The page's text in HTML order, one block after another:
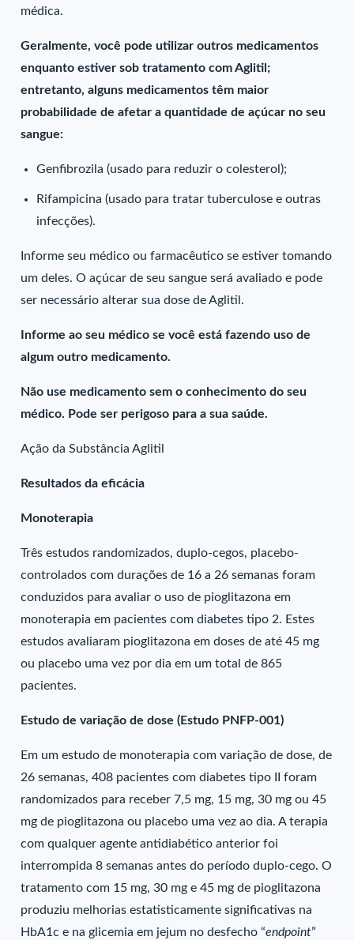
médica.
Geralmente, você pode utilizar outros medicamentos
enquanto estiver sob tratamento com Aglitil;
entretanto, alguns medicamentos têm maior
probabilidade de afetar a quantidade de açúcar no seu
sangue:
Genfibrozila (usado para reduzir o colesterol);
Rifampicina (usado para tratar tuberculose e outras
infecções).
Informe seu médico ou farmacêutico se estiver tomando
um deles. O açúcar de seu sangue será avaliado e pode
ser necessário alterar sua dose de Aglitil.
Informe ao seu médico se você está fazendo uso de
algum outro medicamento.
Não use medicamento sem o conhecimento do seu
médico. Pode ser perigoso para a sua saúde.
Ação da Substância Aglitil
Resultados da eficácia
Monoterapia
Três estudos randomizados, duplo-cegos, placebo-
controlados com durações de 16 a 26 semanas foram
conduzidos para avaliar o uso de pioglitazona em
monoterapia em pacientes com diabetes tipo 2. Estes
estudos avaliaram pioglitazona em doses de até 45 mg
ou placebo uma vez por dia em um total de 865
pacientes.
Estudo de variação de dose (Estudo PNFP-001)
Em um estudo de monoterapia com variação de dose, de
26 semanas, 408 pacientes com diabetes tipo II foram
randomizados para receber 7,5 mg, 15 mg, 30 mg ou 45
mg de pioglitazona ou placebo uma vez ao dia. A terapia
com qualquer agente antidiabético anterior foi
interrompida 8 semanas antes do período duplo-cego. O
tratamento com 15 mg, 30 mg e 45 mg de pioglitazona
produziu melhorias estatisticamente significativas na
HbA1c e na glicemia em jejum no desfecho “endpoint”